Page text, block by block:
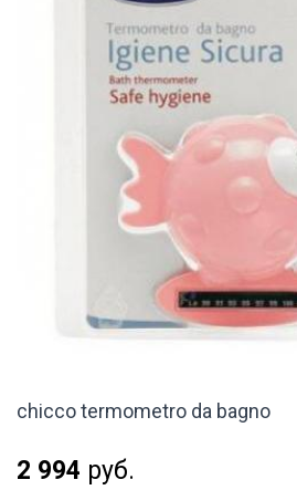
chicco termometro da bagno
2 994 руб.